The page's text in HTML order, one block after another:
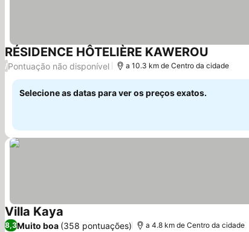
RÉSIDENCE HÔTELIÈRE KAWEROU
/Pontuação não disponível a 10.3 km de Centro da cidade
Selecione as datas para ver os preços exatos.
Villa Kaya
8,3Muito boa (358 pontuações) a 4.8 km de Centro da cidade